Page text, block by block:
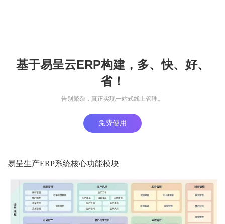
基于易呈云ERP构建，多、快、好、
省！
告别繁杂，真正实现一站式线上管理。
免费使用
易呈生产ERP系统核心功能模块